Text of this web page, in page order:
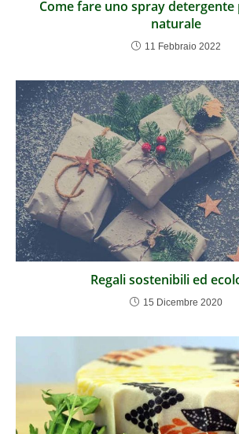
Come fare uno spray
naturale
11 Febbraio 2022
Regali sostenibili ed
15 Dicembre 2020